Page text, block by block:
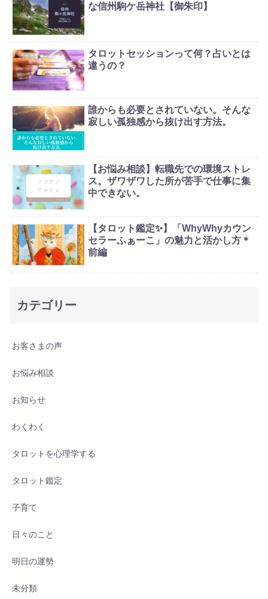
な信州駒ケ岳神社【御朱印】
タロットセッションって何？占いとは
違うの？
誰からも必要とされていない。そんな
寂しい孤独感から抜け出す方法。
【お悩み相談】転職先での環境ストレ
ス。ザワザワした所が苦手で仕事に集
中できない。
【タロット鑑定✨】「WhyWhyカウン
セラーふぁーこ」の魅力と活かし方＊
前編
カテゴリー
お客さまの声
お悩み相談
お知らせ
わくわく
タロットを心理学する
タロット鑑定
子育て
日々のこと
明日の運勢
未分類